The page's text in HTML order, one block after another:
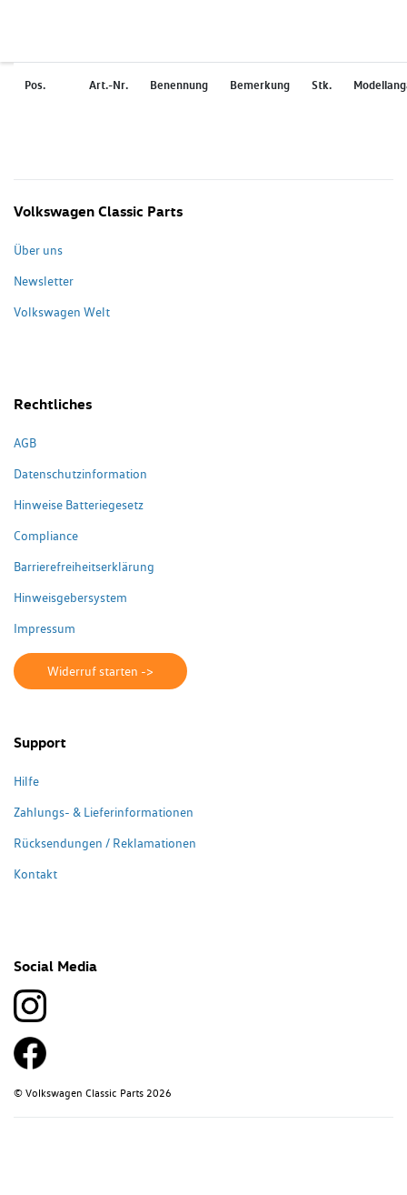
Pos. Art.-Nr. Benennung Bemerkung Stk.
Volkswagen Classic Parts
Über uns
Newsletter
Volkswagen Welt
Rechtliches
AGB
Datenschutzinformation
Hinweise Batteriegesetz
Compliance
Barrierefreiheitserklärung
Hinweisgebersystem
Impressum
Widerruf starten ->
Support
Hilfe
Zahlungs- & Lieferinformationen
Rücksendungen / Reklamationen
Kontakt
Social Media
© Volkswagen Classic Parts 2026